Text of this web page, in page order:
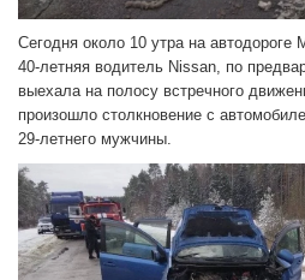
Сегодня около 10 утра на
40-летняя водитель Nissan, по
выехала на полосу встречного
произошло столкновение с
29-летнего мужчины.